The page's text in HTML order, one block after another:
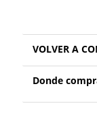
VOLVER A
Donde